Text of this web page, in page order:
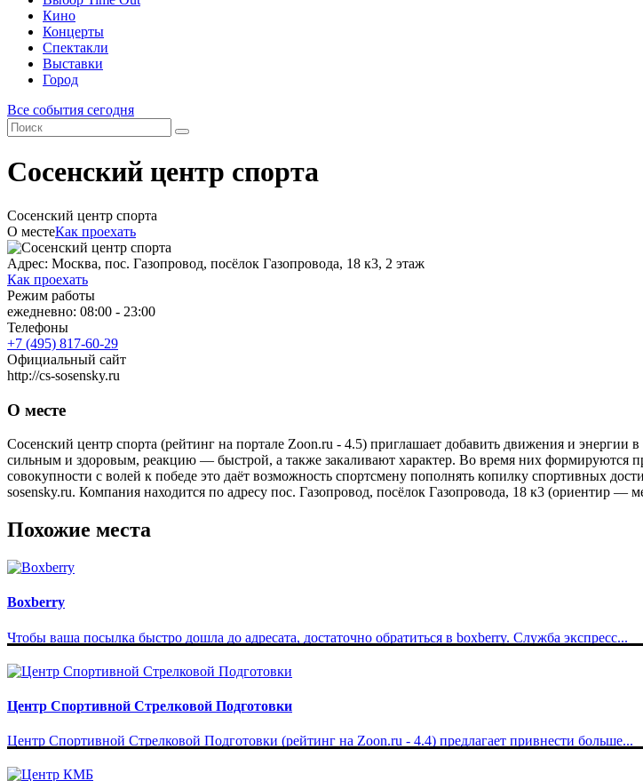
Кино
Концерты
Спектакли
Выставки
Город
Все события сегодня
Сосенский центр спорта
Сосенский центр спорта
О местеКак проехать
Адрес: Москва, пос. Газопровод, посёлок Газопровода, 18 к3, 2 этаж
Как проехать
Режим работы
ежедневно: 08:00 - 23:00
Телефоны
+7 (495) 817-60-29
Официальный сайт
http://cs-sosensky.ru
О месте
Сосенский центр спорта (рейтинг на портале Zoon.ru - 4.5) приглашает добавить движения и
сильным и здоровым, реакцию — быстрой, а также закаливают характер. Во время них формируются
совокупности с волей к победе это даёт возможность спортсмену пополнять копилку спортивных
sosensky.ru. Компания находится по адресу пос. Газопровод, посёлок Газопровода, 18 к3 (ориентир —
Похожие места
Boxberry
Чтобы ваша посылка быстро дошла до адресата, достаточно обратиться в boxberry. Служба экспресс...
Центр Спортивной Стрелковой Подготовки
Центр Спортивной Стрелковой Подготовки (рейтинг на Zoon.ru - 4.4) предлагает привнести больше...